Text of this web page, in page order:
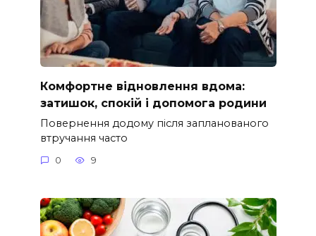
Комфортне відновлення вдома:
затишок, спокій і допомога родини
Повернення додому після запланованого
втручання часто
0 9